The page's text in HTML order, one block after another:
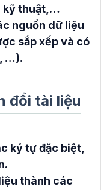
kỹ thuật,…
nguồn dữ liệu
sắp xếp và có
…).
đổi tài liệu
ký tự đặc biệt,
thành các